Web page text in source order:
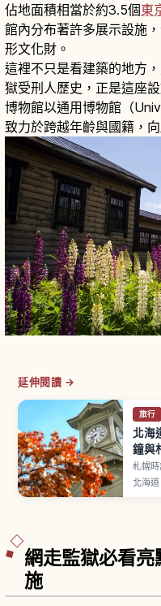
佔地面積相當於約3.5個東
館內分布著許多展示設施
形文化財。
這裡不只是看建築的地方
獄受刑人歷史，正是這座
博物館以通用博物館（
致力於跨越年齡與國籍，
延伸閱讀 →
旅行
北海
鐘與
札幌
1878
北海道
網走監獄必看
施